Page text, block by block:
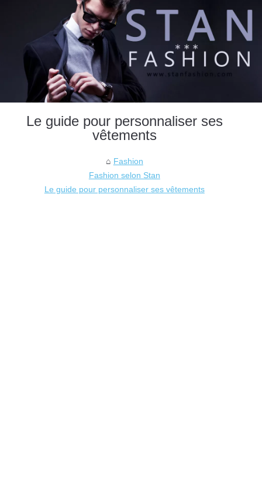
Le guide pour personnaliser ses
vêtements
Fashion
Fashion selon Stan
Le guide pour personnaliser ses vêtements